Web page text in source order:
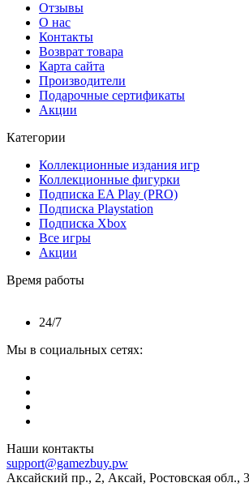
Отзывы
О нас
Контакты
Возврат товара
Карта сайта
Производители
Подарочные сертификаты
Акции
Категории
Коллекционные издания игр
Коллекционные фигурки
Подписка EA Play (PRO)
Подписка Playstation
Подписка Xbox
Все игры
Акции
Время работы
24/7
Мы в социальных сетях:
Наши контакты
support@gamezbuy.pw
Аксайский пр., 2, Аксай, Ростовская обл.,